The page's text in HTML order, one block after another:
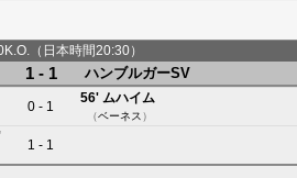
（日本時間20:30）
1 - 1 ハンブルガーSV
0 - 1
56' ムハイム
（ベーネス ）
1 - 1